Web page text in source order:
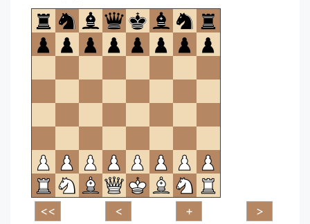
om
te
openen.